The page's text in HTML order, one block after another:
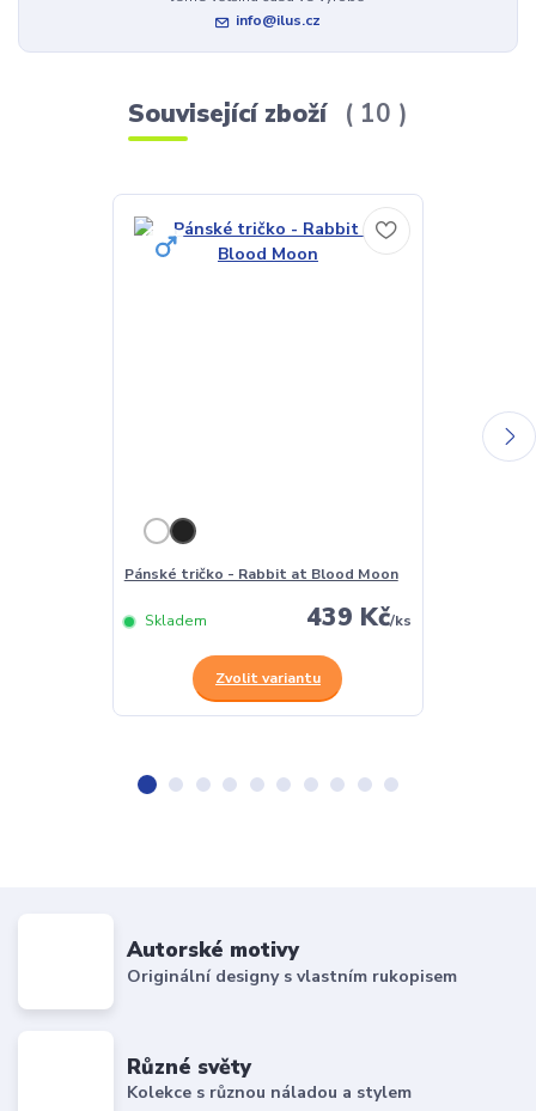
info@ilus.cz
Související zboží 10
Pánské tričko - Rabbit at Blood Moon
439 Kč/ks
Skladem
Zvolit variantu
Autorské motivy
Originální designy s vlastním rukopisem
Různé světy
Kolekce s různou náladou a stylem